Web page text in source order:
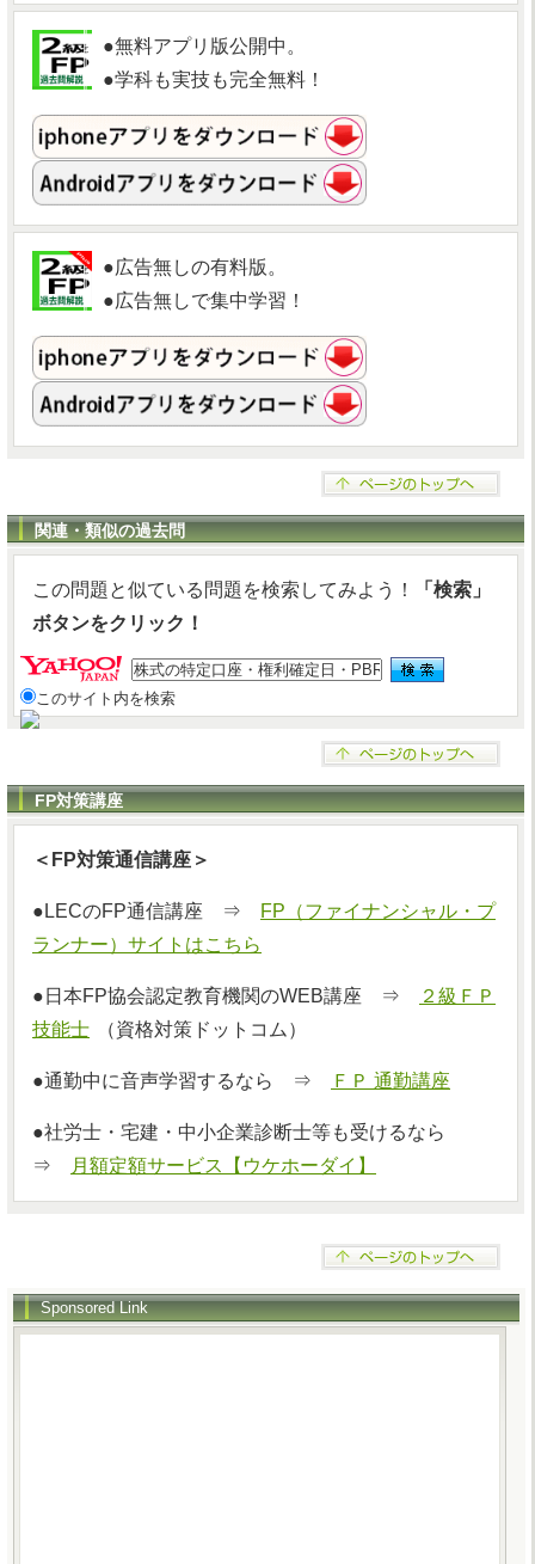
●無料アプリ版公開中。
●学科も実技も完全無料！
●広告無しの有料版。
●広告無しで集中学習！
関連・類似の過去問
この問題と似ている問題を検索してみよう！
「検索」
ボタンをクリック！
このサイト内を検索
FP対策講座
＜FP対策通信講座＞
●LECのFP通信講座 ⇒
FP（ファイナンシャル・プ
ランナー）サイトはこちら
●日本FP協会認定教育機関のWEB講座 ⇒
２級ＦＰ
技能士
（資格対策ドットコム）
●通勤中に音声学習するなら ⇒ ＦＰ 通勤講座
●社労士・宅建・中小企業診断士等も受けるなら
⇒
月額定額サービス【ウケホーダイ】
Sponsored Link